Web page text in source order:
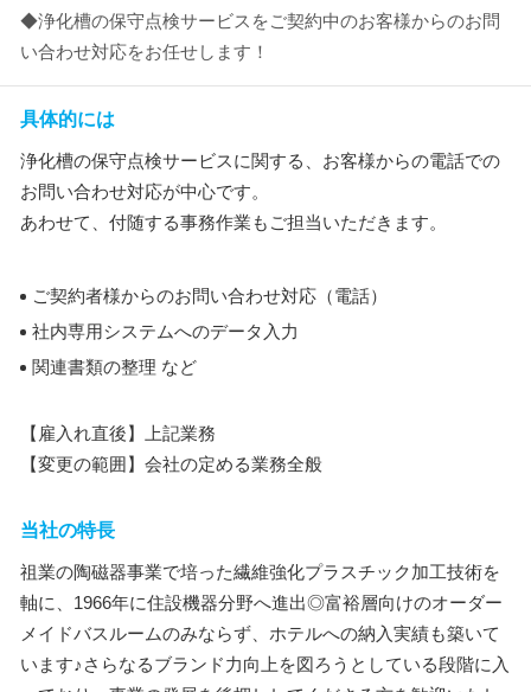
◆浄化槽の保守点検サービスをご契約中のお客様からのお問
い合わせ対応をお任せします！
具体的には
浄化槽の保守点検サービスに関する、お客様からの電話での
お問い合わせ対応が中心です。
あわせて、付随する事務作業もご担当いただきます。
ご契約者様からのお問い合わせ対応（電話）
社内専用システムへのデータ入力
関連書類の整理 など
【雇入れ直後】上記業務
【変更の範囲】会社の定める業務全般
当社の特長
祖業の陶磁器事業で培った繊維強化プラスチック加工技術を
軸に、1966年に住設機器分野へ進出◎富裕層向けのオーダー
メイドバスルームのみならず、ホテルへの納入実績も築いて
います♪さらなるブランド力向上を図ろうとしている段階に入